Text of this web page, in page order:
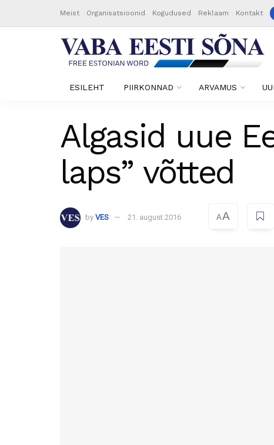
Meist Organisatsioonid Kogudused Reklaam Kontakt
ESILEHT PIIRKONNAD ARVAMUS
Algasid uue
laps” võtted
by VES 21. august 2016 AA